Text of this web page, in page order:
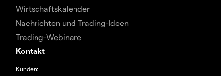
Wirtschaftskalender
Nachrichten und Trading-Ideen
Trading-Webinare
Kontakt
Kunden: